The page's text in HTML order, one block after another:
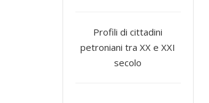
Profili di cittadini
petroniani tra XX e XXI
secolo